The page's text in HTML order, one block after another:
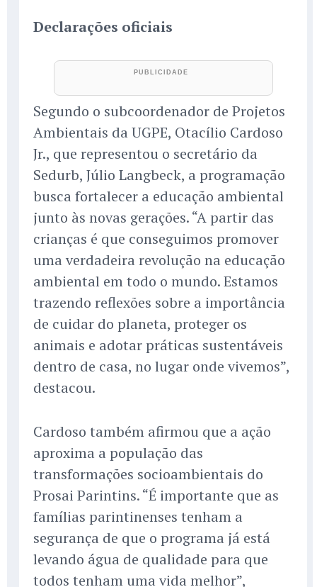
Declarações oficiais
Segundo o subcoordenador de Projetos
Ambientais da UGPE, Otacílio Cardoso
Jr., que representou o secretário da
Sedurb, Júlio Langbeck, a programação
busca fortalecer a educação ambiental
junto às novas gerações. “A partir das
crianças é que conseguimos promover
uma verdadeira revolução na educação
ambiental em todo o mundo. Estamos
trazendo reflexões sobre a importância
de cuidar do planeta, proteger os
animais e adotar práticas sustentáveis
dentro de casa, no lugar onde vivemos”,
destacou.
Cardoso também afirmou que a ação
aproxima a população das
transformações socioambientais do
Prosai Parintins. “É importante que as
famílias parintinenses tenham a
segurança de que o programa já está
levando água de qualidade para que
todos tenham uma vida melhor”,